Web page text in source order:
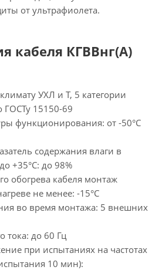
от ультрафиолета.
кабеля КГВВнг(А)
УХЛ и Т, 5 категории
ГОСТу 15150-69
функционирования: от -50°С
содержания влаги в
+35°С: до 98%
обогрева кабеля монтаж
не менее: -15°С
во время монтажа: 5 внешних
тока: до 60 Гц
при испытаниях на частотах
10 мин):